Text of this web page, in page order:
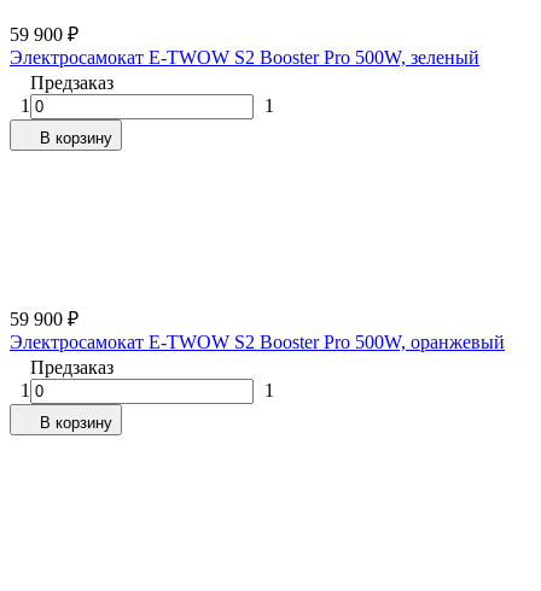
59 900 ₽
Электросамокат E-TWOW S2 Booster Pro 500W, зеленый
Предзаказ
1
1
В корзину
59 900 ₽
Электросамокат E-TWOW S2 Booster Pro 500W, оранжевый
Предзаказ
1
1
В корзину